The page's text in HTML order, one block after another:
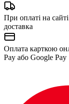
При оплаті на
доставка
Оплата карткою
Pay або Google Pay